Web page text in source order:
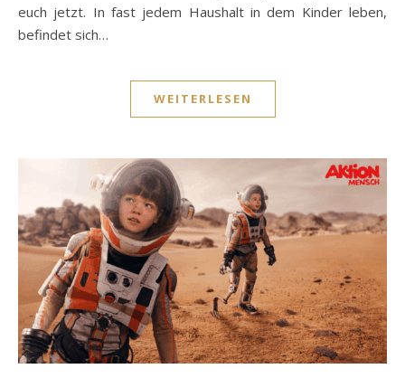
euch jetzt. In fast jedem Haushalt in dem Kinder leben,
befindet sich…
WEITERLESEN